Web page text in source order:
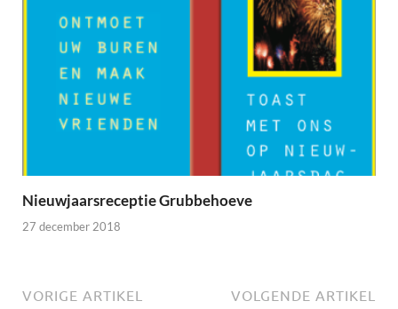
Nieuwjaarsreceptie Grubbehoeve
27 december 2018
VORIGE ARTIKEL VOLGENDE ARTIKEL